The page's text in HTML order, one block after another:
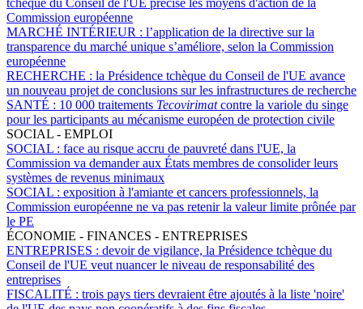
Commission européenne
MARCHÉ INTÉRIEUR : l’application de la directive sur la
transparence du marché unique s’améliore, selon la Commission
européenne
RECHERCHE : la Présidence tchèque du Conseil de l'UE avance
un nouveau projet de conclusions sur les infrastructures de recherche
SANTÉ : 10 000 traitements Tecovirimatcontre la variole du singe
pour les participants au mécanisme européen de protection civile
SOCIAL - EMPLOI
SOCIAL : face au risque accru de pauvreté dans l'UE, la
Commission va demander aux États membres de consolider leurs
systèmes de revenus minimaux
SOCIAL : exposition à l'amiante et cancers professionnels, la
Commission européenne ne va pas retenir la valeur limite prônée par
le PE
ÉCONOMIE - FINANCES - ENTREPRISES
ENTREPRISES : devoir de vigilance, la Présidence tchèque du
Conseil de l'UE veut nuancer le niveau de responsabilité des
entreprises
FISCALITÉ : trois pays tiers devraient être ajoutés à la liste 'noire'